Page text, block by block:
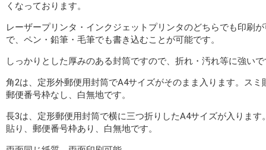
くなっております。
レーザープリンタ・インクジェットプリンタのどちらでも印刷
で、ペン・鉛筆・毛筆でも書き込むことが可能です。
しっかりとした厚みのある封筒ですので、折れ・汚れ等に強い
角2は、定形外郵便用封筒でA4サイズがそのまま入ります。スミ
郵便番号枠なし、白無地です。
長3は、定形郵便用封筒で横に三つ折りしたA4サイズが入ります
貼り、郵便番号枠あり、白無地です。